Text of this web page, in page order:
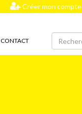
Créer mon compte
CONTACT